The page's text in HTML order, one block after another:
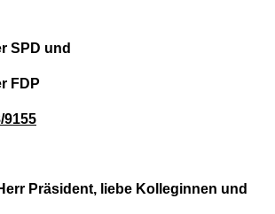
SPD und
FDP
9155
Präsident, liebe Kolleginnen und